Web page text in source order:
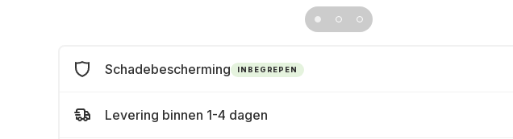
Schadebescherming INBEGREPEN
Levering binnen 1-4 dagen